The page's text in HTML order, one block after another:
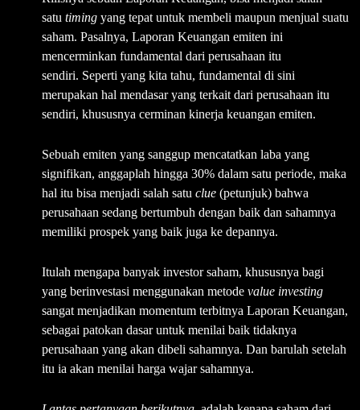
satu timing yang tepat untuk membeli maupun menjual suatu
saham. Pasalnya, Laporan Keuangan emiten ini
mencerminkan fundamental dari perusahaan itu
sendiri. Seperti yang kita tahu, fundamental di sini
merupakan hal mendasar yang terkait dari perusahaan itu
sendiri, khususnya cerminan kinerja keuangan emiten.
Sebuah emiten yang sanggup mencatatkan laba yang
signifikan, anggaplah hingga 30% dalam satu periode, maka
hal itu bisa menjadi salah satu clue (petunjuk) bahwa
perusahaan sedang bertumbuh dengan baik dan sahamnya
memiliki prospek yang baik juga ke depannya.
Itulah mengapa banyak investor saham, khususnya bagi
yang berinvestasi menggunakan metode value investing
sangat menjadikan momentum terbitnya Laporan Keuangan,
sebagai patokan dasar untuk menilai baik tidaknya
perusahaan yang akan dibeli sahamnya. Dan barulah setelah
itu ia akan menilai harga wajar sahamnya.